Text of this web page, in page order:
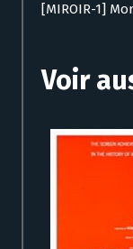
[MIROIR-1]
Voir